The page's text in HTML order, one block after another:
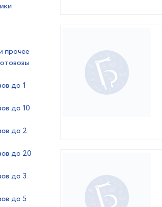
прочее
до 1
до 10
до 2
до 20
до 3
до 5